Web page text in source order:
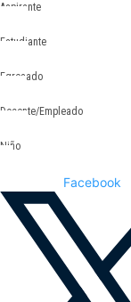
Aspirante
Estudiante
Egresado
Docente/Empleado
Niño
Facebook